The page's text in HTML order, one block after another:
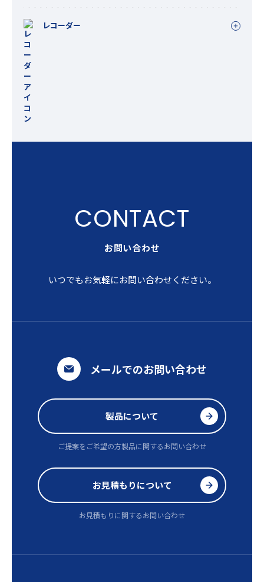
レコーダー
お問い合わせ
いつでもお気軽にお問い合わせください。
メールでのお問い合わせ
製品について
ご提案をご希望の方製品に関するお問い合わせ
お見積もりについて
お見積もりに関するお問い合わせ